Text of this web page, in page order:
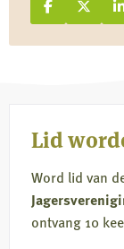
Deel op
Deel
op
Deel
Deel
op
Lid
Word lid van
ontvang 10